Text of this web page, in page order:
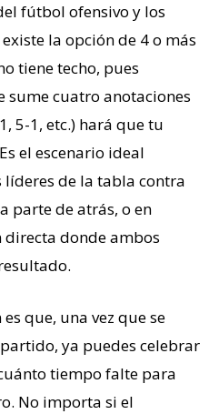
fútbol ofensivo y los
la opción de 4 o más
tiene techo, pues
cuatro anotaciones
5-1, etc.) hará que tu
el escenario ideal
líderes de la tabla contra
parte de atrás, o en
donde ambos
que, una vez que se
ya puedes celebrar
tiempo falte para
No importa si el